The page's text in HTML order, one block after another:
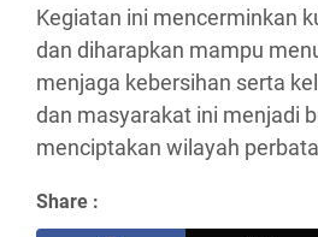
Kegiatan ini mencerminkan
dan diharapkan mampu
menjaga kebersihan serta
dan masyarakat ini menjadi
menciptakan wilayah
Share :